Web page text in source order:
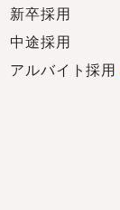
新卒採用
中途採用
アルバイト採用